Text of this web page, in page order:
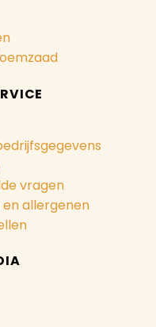
vragen
allergenen